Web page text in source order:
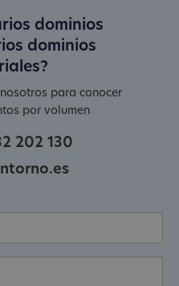
dominios
dominios
para conocer
por volumen
202 130